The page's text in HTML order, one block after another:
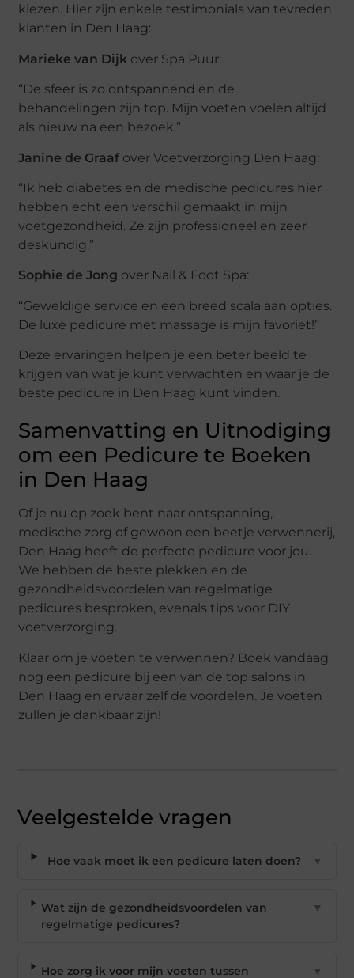
kiezen. Hier zijn enkele testimonials van tevreden
klanten in Den Haag:
Marieke van Dijk over Spa Puur:
“De sfeer is zo ontspannend en de
behandelingen zijn top. Mijn voeten voelen altijd
als nieuw na een bezoek.”
Janine de Graaf over Voetverzorging Den Haag:
“Ik heb diabetes en de medische pedicures hier
hebben echt een verschil gemaakt in mijn
voetgezondheid. Ze zijn professioneel en zeer
deskundig.”
Sophie de Jong over Nail & Foot Spa:
“Geweldige service en een breed scala aan opties.
De luxe pedicure met massage is mijn favoriet!”
Deze ervaringen helpen je een beter beeld te
krijgen van wat je kunt verwachten en waar je de
beste pedicure in Den Haag kunt vinden.
Samenvatting en Uitnodiging
om een Pedicure te Boeken
in Den Haag
Of je nu op zoek bent naar ontspanning,
medische zorg of gewoon een beetje verwennerij,
Den Haag heeft de perfecte pedicure voor jou.
We hebben de beste plekken en de
gezondheidsvoordelen van regelmatige
pedicures besproken, evenals tips voor DIY
voetverzorging.
Klaar om je voeten te verwennen? Boek vandaag
nog een pedicure bij een van de top salons in
Den Haag en ervaar zelf de voordelen. Je voeten
zullen je dankbaar zijn!
Veelgestelde vragen
Hoe vaak moet ik een pedicure laten doen? ▼
Wat zijn de gezondheidsvoordelen van
regelmatige pedicures?
▼
Hoe zorg ik voor mijn voeten tussen ▼